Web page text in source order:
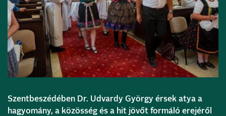
Szentbeszédében Dr. Udvardy György érsek atya a
hagyomány, a közösség és a hit jövőt formáló erejéről